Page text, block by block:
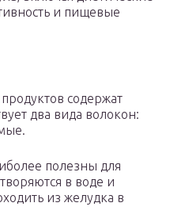
и пищевые
содержат
два вида волокон:
полезны для
в воде и
из желудка в